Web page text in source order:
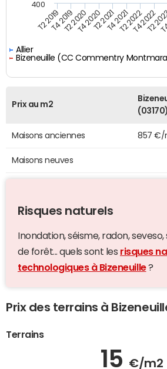
Allier
Bizeneuille (CC Commentry
T2 2019T4 2019T2 2020T4 2020T2 2021T4 2021T2 2022T4 2022
T2
400
Prix au m2
(03170)
Maisons anciennes 857 €/
Maisons neuves
Risques naturels
Inondation, séisme, radon, seveso,
de forêt... quels sont les risques
technologiques à Bizeneuille?
Prix des terrains à
Terrains
15 €/m2